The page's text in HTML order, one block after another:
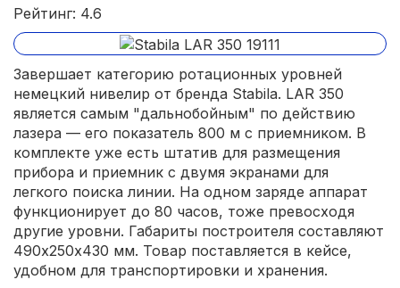
Рейтинг: 4.6
Завершает категорию ротационных уровней
немецкий нивелир от бренда Stabila. LAR 350
является самым "дальнобойным" по действию
лазера — его показатель 800 м с приемником. В
комплекте уже есть штатив для размещения
прибора и приемник с двумя экранами для
легкого поиска линии. На одном заряде аппарат
функционирует до 80 часов, тоже превосходя
другие уровни. Габариты построителя составляют
490х250х430 мм. Товар поставляется в кейсе,
удобном для транспортировки и хранения.